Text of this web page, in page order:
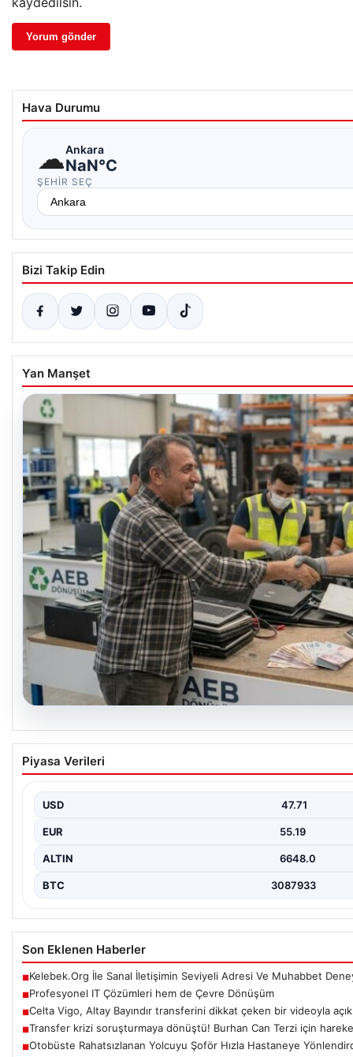
Hava Durumu
☁Ankara
NaN°C
ŞEHIR SEÇ
Bizi Takip Edin
Yan Manşet
Profesyonel IT Çözümleri hem de Çevre
Hızla ilerleyen teknoloji doğrultusunda şirketler cihaz
Piyasa Verileri
USD 47.71
EUR 55.19
ALTIN 6648.0
BTC 3087933
Son Eklenen Haberler
■Kelebek.Org İle Sanal İletişimin Seviyeli Adresi Ve Muhabbet
■Profesyonel IT Çözümleri hem de Çevre Dönüşüm
■Celta Vigo, Altay Bayındır transferini dikkat çeken bir videoyla
■Transfer krizi soruşturmaya dönüştü! Burhan Can Terzi için
■Otobüste Rahatsızlanan Yolcuyu Şoför Hızla Hastaneye